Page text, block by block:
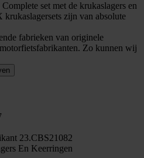
set met de krukaslagers en
zijn van absolute
fabrieken van originele
Zo kunnen wij
23.CBS21082
En Keerringen